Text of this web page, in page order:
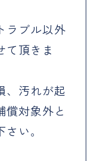
ラブル以外
て頂きま
、汚れが起
償対象外と
い。